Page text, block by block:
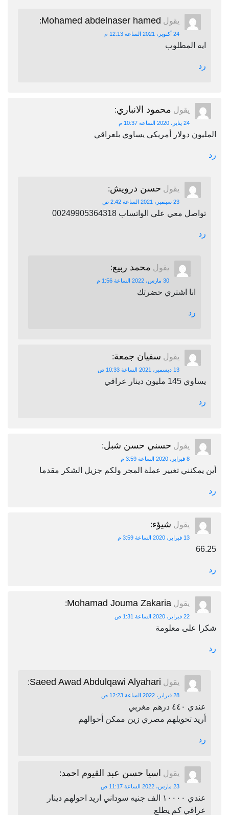
يقول Mohamed abdelnaser hamed
:
24 أكتوبر، 2021 الساعة 12:13 م
ايه المطلوب
رد
يقول محمود الانباري:
24 يناير، 2020 الساعة 10:37 م
المليون دولار أمريكي يساوي بلعراقي
رد
يقول حسن درويش:
23 سبتمبر، 2021 الساعة 2:42 ص
تواصل معي علي الواتساب 00249905364318
رد
يقول محمد ربيع:
30 مارس، 2022 الساعة 1:56 م
انا اشتري حضرتك
رد
يقول سفيان جمعة:
13 ديسمبر، 2021 الساعة 10:33 ص
يساوي 145 مليون دينار عراقي
رد
يقول حسني حسن شبل:
8 فبراير، 2020 الساعة 3:59 م
أين يمكنني تغيير عملة المجر ولكم جزيل الشكر مقدما
رد
يقول شيؤء:
13 فبراير، 2020 الساعة 3:59 م
66.25
رد
يقول Mohamad Jouma Zakaria
:
22 فبراير، 2020 الساعة 1:31 ص
شكرا على معلومة
رد
يقول Saeed Awad Abdulqawi Alyahari
:
28 فبراير، 2022 الساعة 12:23 ص
عندي ٤٤٠ درهم مغربي
أريد تحويلهم مصري زين ممكن أحوالهم
رد
يقول اسيا حسن عبد القيوم احمد:
23 مارس، 2022 الساعة 11:17 ص
عندي ١٠٠٠٠ الف جنيه سوداني اريد احولهم دينار
عراقي كم يطلع